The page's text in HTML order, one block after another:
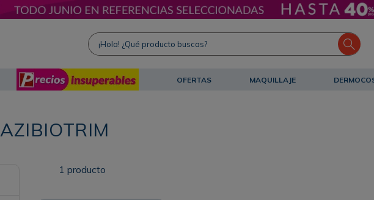
¡Hola! ¿Qué producto buscas?
OFERTAS MAQUILLAJE
AZIBIOTRIM
1 producto